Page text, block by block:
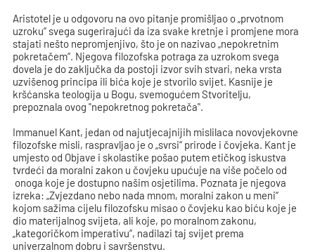
Aristotel je u odgovoru na ovo pitanje promišljao o „prvotnom
uzroku“ svega sugerirajući da iza svake kretnje i promjene mora
stajati nešto nepromjenjivo, što je on nazivao „nepokretnim
pokretačem“. Njegova filozofska potraga za uzrokom svega
dovela je do zaključka da postoji izvor svih stvari, neka vrsta
uzvišenog principa ili bića koje je stvorilo svijet. Kasnije je
kršćanska teologija u Bogu, svemogućem Stvoritelju,
prepoznala ovog "nepokretnog pokretača".
Immanuel Kant, jedan od najutjecajnijih mislilaca novovjekovne
filozofske misli, raspravljao je o „svrsi“ prirode i čovjeka. Kant je
umjesto od Objave i skolastike pošao putem etičkog iskustva
tvrdeći da moralni zakon u čovjeku upućuje na više počelo od
onoga koje je dostupno našim osjetilima. Poznata je njegova
izreka: „Zvjezdano nebo nada mnom, moralni zakon u meni“
kojom sažima cijelu filozofsku misao o čovjeku kao biću koje je
dio materijalnog svijeta, ali koje, po moralnom zakonu,
„kategoričkom imperativu“, nadilazi taj svijet prema
univerzalnom dobru i savršenstvu.